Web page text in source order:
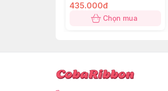
435.000đ
Chọn mua